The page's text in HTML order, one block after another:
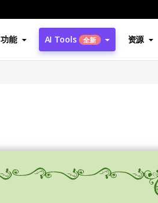
功能 AI Tools 全新 资源